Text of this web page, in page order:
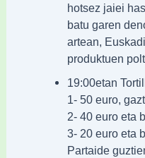
hotsez jaiei
batu garen
artean,
produktuen
19:00etan
1- 50 euro,
2- 40 euro eta
3- 20 euro eta
Partaide